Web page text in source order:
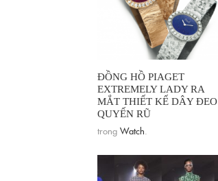
ĐỒNG HỒ PIAGET
EXTREMELY LADY RA
MẮT THIẾT KẾ DÂY ĐEO
QUYẾN RŨ
trong Watch